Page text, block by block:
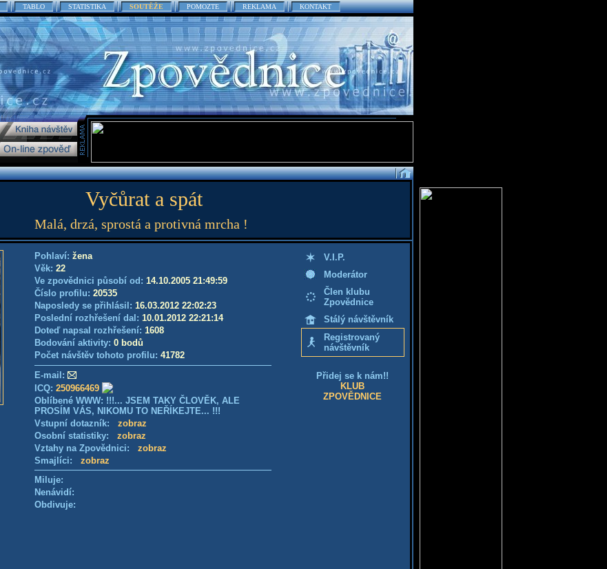
TABLO STATISTIKA SOUTĚŽE POMOZTE REKLAMA KONTAKT
Vyčůrat a spát
Malá, drzá, sprostá a protivná mrcha !
Pohlaví: žena
Věk: 22
Ve zpovědnici působí od: 14.10.2005 21:49:59
Číslo profilu: 20535
Naposledy se přihlásil: 16.03.2012 22:02:23
Poslední rozhřešení dal: 10.01.2012 22:21:14
Doteď napsal rozhřešení: 1608
Bodování aktivity: 0 bodů
Počet návštěv tohoto profilu: 41782
E-mail:
ICQ: 250966469
Oblíbené WWW: !!!... JSEM TAKY ČLOVĚK, ALE
PROSÍM VÁS, NIKOMU TO NEŘÍKEJTE... !!!
Vstupní dotazník: zobraz
Osobní statistiky: zobraz
Vztahy na Zpovědnici: zobraz
Smajlíci: zobraz
Miluje:
Nenávidí:
Obdivuje:
V.I.P.
Moderátor
Člen klubu
Zpovědnice
Stálý návštěvník
Registrovaný
návštěvník
Přidej se k nám!!
KLUB
ZPOVĚDNICE